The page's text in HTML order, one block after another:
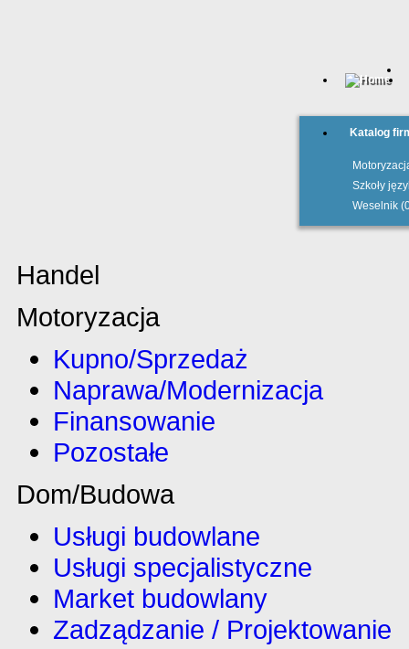
Katalog
Szkoły
Weselnik
Handel
Motoryzacja
Kupno/Sprzedaż
Naprawa/Modernizacja
Finansowanie
Pozostałe
Dom/Budowa
Usługi budowlane
Usługi specjalistyczne
Market budowlany
Zadządzanie / Projektowanie